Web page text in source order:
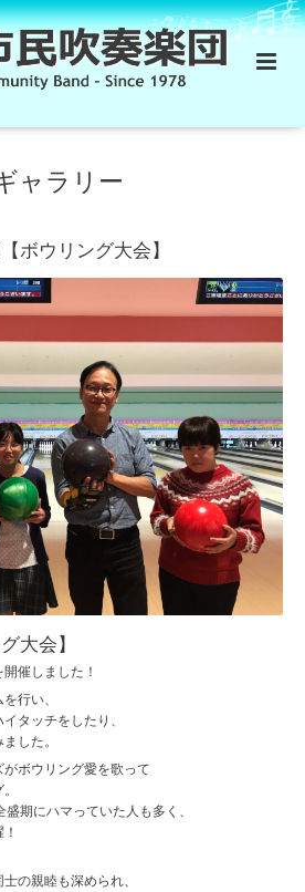
ャラリー
ボウリング大会】
大会】
催しました！
行い、
タッチをしたり、
した。
ボウリング愛を歌って
期にハマっていた人も多く、
の親睦も深められ、